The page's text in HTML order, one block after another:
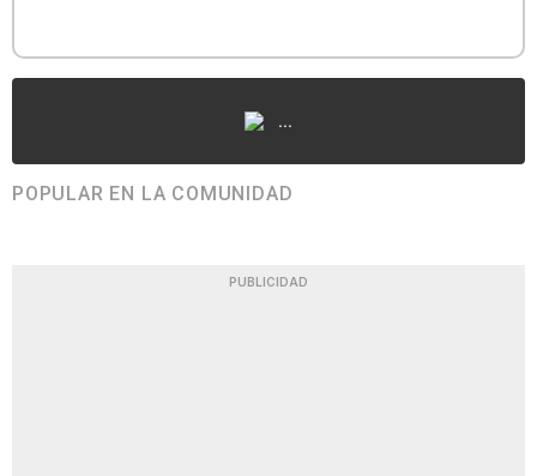
...
POPULAR EN LA COMUNIDAD
PUBLICIDAD